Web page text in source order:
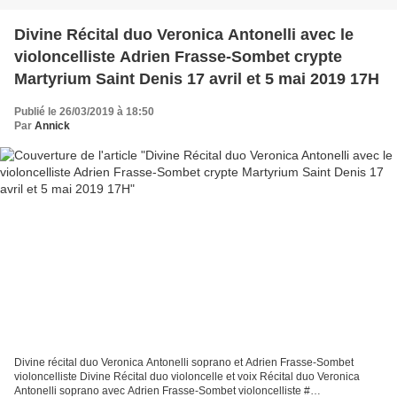
Divine Récital duo Veronica Antonelli avec le
violoncelliste Adrien Frasse-Sombet crypte
Martyrium Saint Denis 17 avril et 5 mai 2019 17H
Publié le 26/03/2019 à 18:50
Par Annick
Divine récital duo Veronica Antonelli soprano et Adrien Frasse-Sombet
violoncelliste Divine Récital duo violoncelle et voix Récital duo Veronica
Antonelli soprano avec Adrien Frasse-Sombet violoncelliste #